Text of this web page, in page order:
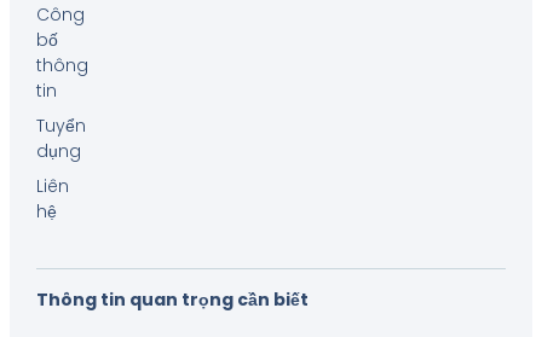
Công
bố
thông
tin
Tuyển
dụng
Liên
hệ
Thông tin quan trọng cần biết